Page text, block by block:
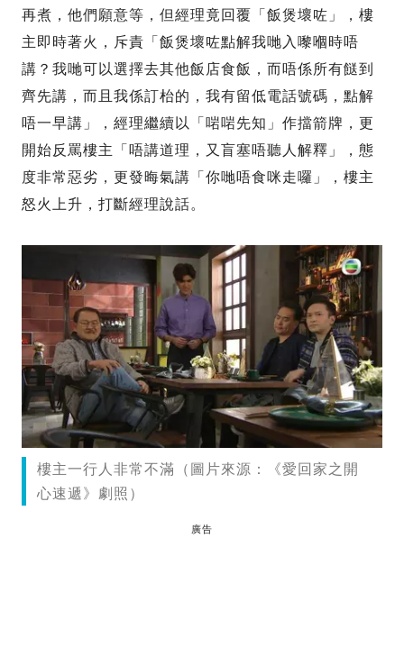
再煮，他們願意等，但經理竟回覆「飯煲壞咗」，樓
主即時著火，斥責「飯煲壞咗點解我哋入嚟嗰時唔
講？我哋可以選擇去其他飯店食飯，而唔係所有餸到
齊先講，而且我係訂枱的，我有留低電話號碼，點解
唔一早講」，經理繼續以「啱啱先知」作擋箭牌，更
開始反罵樓主「唔講道理，又盲塞唔聽人解釋」，態
度非常惡劣，更發晦氣講「你哋唔食咪走囉」，樓主
怒火上升，打斷經理說話。
樓主一行人非常不滿（圖片來源：《愛回家之開
心速遞》劇照）
廣告